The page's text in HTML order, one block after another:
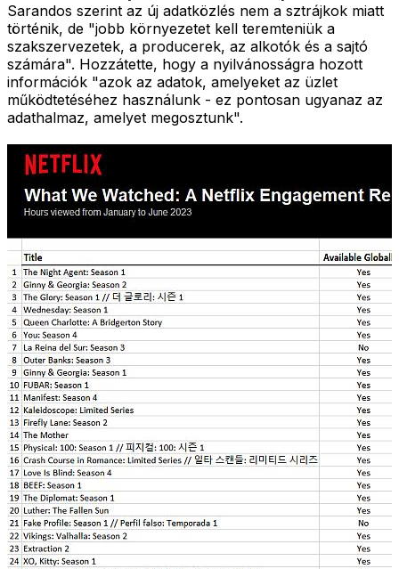
Sarandos szerint az új adatközlés nem a sztrájkok miatt
történik, de "jobb környezetet kell teremteniük a
szakszervezetek, a producerek, az alkotók és a sajtó
számára". Hozzátette, hogy a nyilvánosságra hozott
információk "azok az adatok, amelyeket az üzlet
működtetéséhez használunk - ez pontosan ugyanaz az
adathalmaz, amelyet megosztunk".